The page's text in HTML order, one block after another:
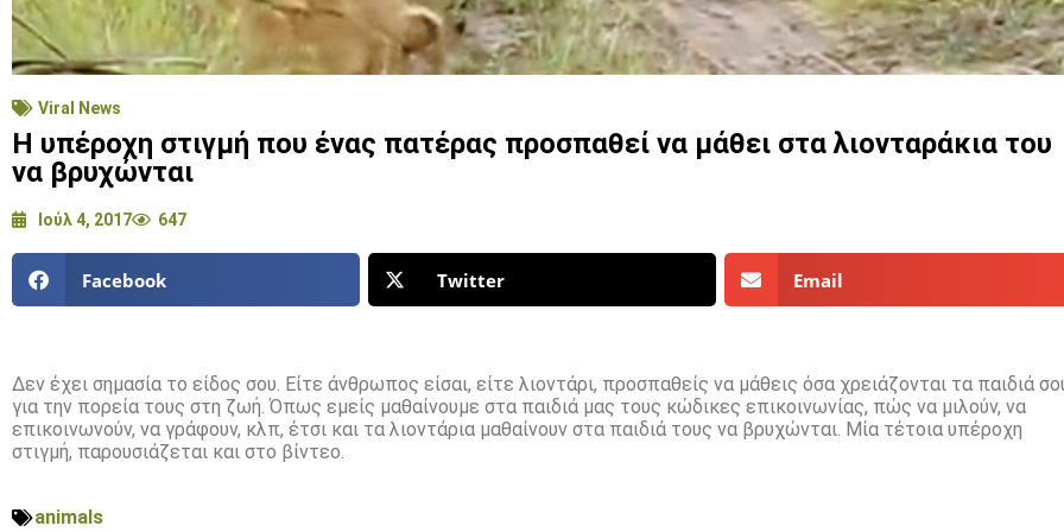
Viral News
Η υπέροχη στιγμή που ένας πατέρας προσπαθεί να μάθει στα λιονταράκια του
να βρυχώνται
Ιούλ 4, 2017 647
Facebook Twitter Email
Δεν έχει σημασία το είδος σου. Είτε άνθρωπος είσαι, είτε λιοντάρι, προσπαθείς να μάθεις όσα χρειάζονται τα παιδιά
για την πορεία τους στη ζωή. Όπως εμείς μαθαίνουμε στα παιδιά μας τους κώδικες επικοινωνίας, πώς να μιλούν, να
επικοινωνούν, να γράφουν, κλπ, έτσι και τα λιοντάρια μαθαίνουν στα παιδιά τους να βρυχώνται. Μία τέτοια υπέροχη
στιγμή, παρουσιάζεται και στο βίντεο.
animals